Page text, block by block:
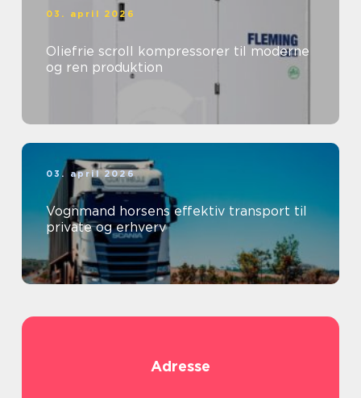
03. april 2026
Oliefrie scroll kompressorer til moderne
og ren produktion
03. april 2026
Vognmand horsens effektiv transport til
private og erhverv
Adresse